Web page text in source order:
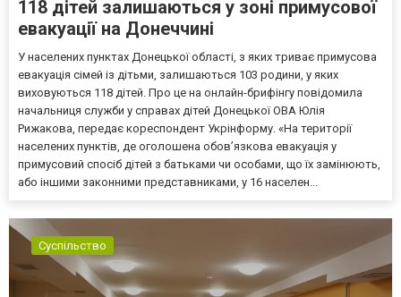
118 дітей залишаються у зоні примусової
евакуації на Донеччині
У населених пунктах Донецької області, з яких триває примусова
евакуація сімей із дітьми, залишаються 103 родини, у яких
виховуються 118 дітей. Про це на онлайн-брифінгу повідомила
начальниця служби у справах дітей Донецької ОВА Юлія
Рижакова, передає кореспондент Укрінформу. «На території
населених пунктів, де оголошена обов’язкова евакуація у
примусовий спосіб дітей з батьками чи особами, що їх замінюють,
або іншими законними представниками, у 16 населен...
Суспільство